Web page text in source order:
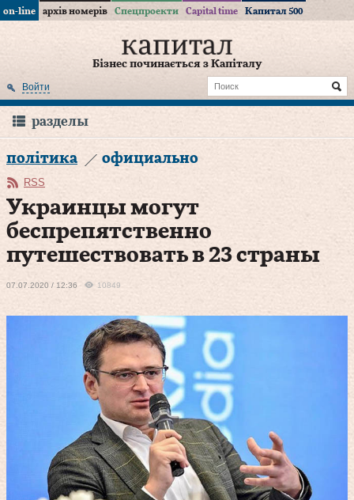
on-line архів номерів Спецпроекти Capital time Капитал 500
Бізнес починається з Капіталу
Войти
разделы
політика официально
RSS
Украинцы могут
беспрепятственно
путешествовать в 23 страны
07.07.2020 / 12:36 10849